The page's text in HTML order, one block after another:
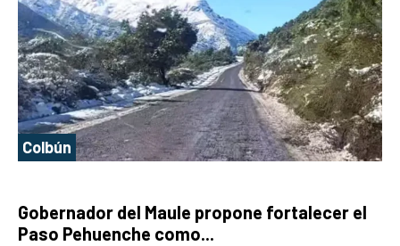
Colbún
Gobernador del Maule propone fortalecer el
Paso Pehuenche como...